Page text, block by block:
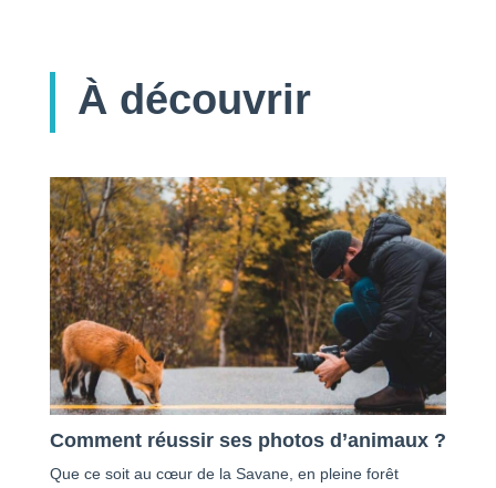
À découvrir
Comment réussir ses photos d’animaux ?
Que ce soit au cœur de la Savane, en pleine forêt